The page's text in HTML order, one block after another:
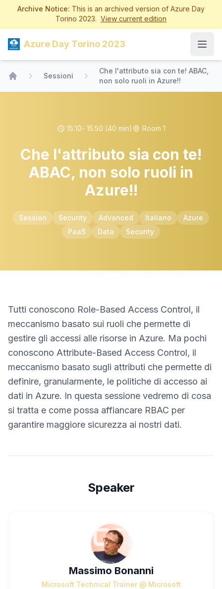
Archive Notice: This is an archived version of Azure Day
Torino 2023. View current edition
Azure Day Torino 2023
Sessioni
Che l'attributo sia con te! ABAC,
non solo ruoli in Azure!!
15:10- 15:50 (40 min) Room 1
Che l'attributo sia con te!
ABAC, non solo ruoli in
Azure!!
Session Security Advanced Italiano
Azure
PaaS
Data Security
Tutti conoscono Role-Based Access Control, il
meccanismo basato sui ruoli che permette di
gestire gli accessi alle risorse in Azure. Ma pochi
conoscono Attribute-Based Access Control, il
meccanismo basato sugli attributi che permette di
definire, granularmente, le politiche di accesso ai
dati in Azure. In questa sessione vedremo di cosa
si tratta e come possa affiancare RBAC per
garantire maggiore sicurezza ai nostri dati.
Speaker
Massimo Bonanni
Microsoft Technical Trainer @ Microsoft